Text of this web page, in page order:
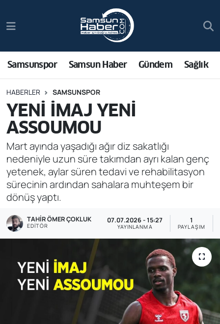
Samsunspor Samsun Haber Gündem Sağlık
HABERLER SAMSUNSPOR
YENİ İMAJ YENİ
ASSOUMOU
Mart ayında yaşadığı ağır diz sakatlığı
nedeniyle uzun süre takımdan ayrı kalan genç
yetenek, aylar süren tedavi ve rehabilitasyon
sürecinin ardından sahalara muhteşem bir
dönüş yaptı.
TAHIR ÖMER ÇOKLUK
EDITÖR
07.07.2026 - 15:27
YAYINLANMA
1
PAYLAŞIM
Samsun Haber
Sağlık
Asayiş
Bilim ve Teknoloji
Bölge
Dünya
Ekonomi
Genel
Gündem
Özel Haber
Trafik Durumu
Süper Lig Puan Durumu ve Fikstür
Tüm Manşetler
Son Dakika Haberleri
Haber Arşivi